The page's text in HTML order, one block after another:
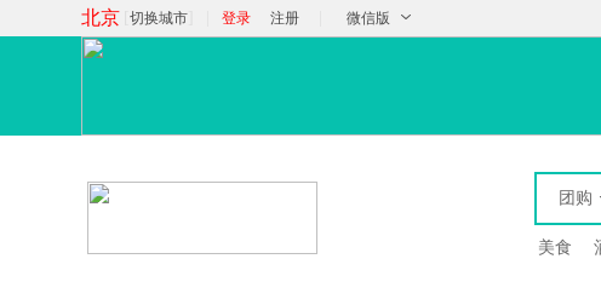
北京 切换城市 登录 注册 微信版
团购
美食